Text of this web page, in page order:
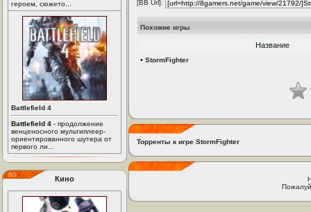
героем, сюжето...
Battlefield 4
Battlefield 4 - продолжение
венценосного мультиплеер-
ориентированного шутера от
первого ли...
Кино
[BB Url]:
Похожие игры
Название
• StormFighter
Торренты к игре StormFighter